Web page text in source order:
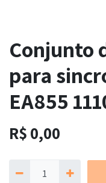
Conjunto
para
EA855
R$0,00